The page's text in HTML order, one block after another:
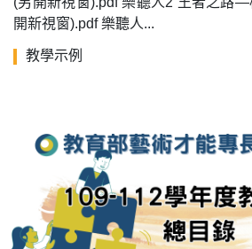
開新視窗).pdf 樂聽人...
教學示例